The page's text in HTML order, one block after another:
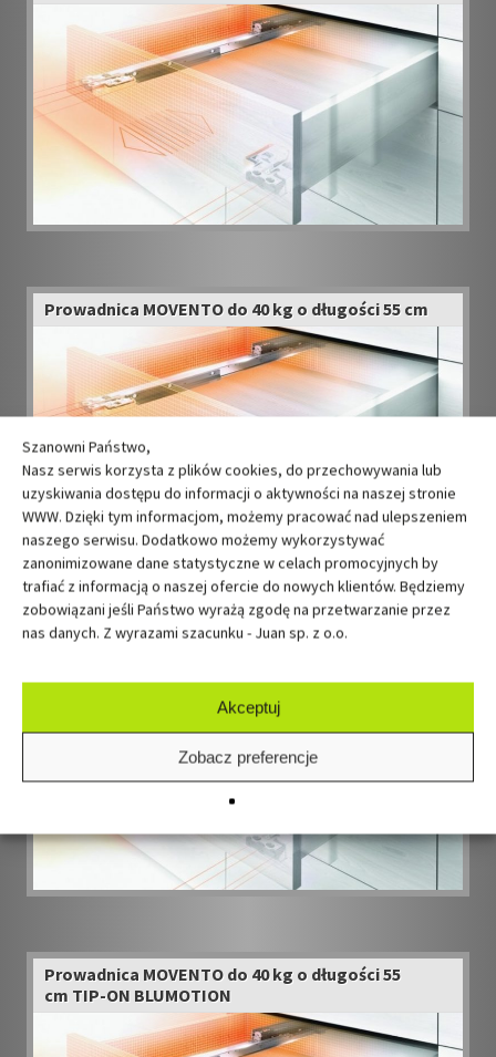
Szanowni Państwo,
Nasz serwis korzysta z plików cookies, do przechowywania lub
uzyskiwania dostępu do informacji o aktywności na naszej stronie
WWW. Dzięki tym informacjom, możemy pracować nad ulepszeniem
naszego serwisu. Dodatkowo możemy wykorzystywać
zanonimizowane dane statystyczne w celach promocyjnych by
trafiać z informacją o naszej ofercie do nowych klientów. Będziemy
zobowiązani jeśli Państwo wyrażą zgodę na przetwarzanie przez
nas danych. Z wyrazami szacunku - Juan sp. z o.o.
Akceptuj
Zobacz preferencje
Prowadnica MOVENTO do 40 kg o długości 55 cm
Prowadnica MOVENTO do 40 kg o długości 55
Prowadnica MOVENTO do 40 kg o długości 55
cm TIP-ON BLUMOTION